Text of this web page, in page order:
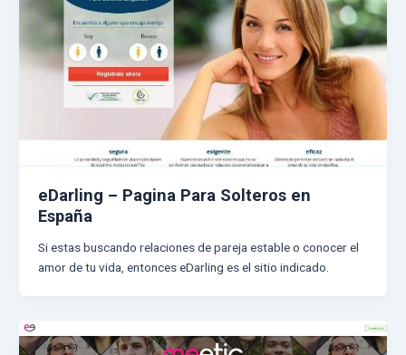
eDarling – Pagina Para Solteros en
España
Si estas buscando relaciones de pareja estable o conocer el
amor de tu vida, entonces eDarling es el sitio indicado.